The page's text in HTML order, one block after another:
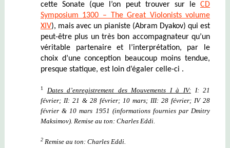
cette Sonate (que l’on peut trouver sur leCD
Symposium 1300 – The Great Violonists volume
XIV), mais avec un pianiste (Abram Dyakov) qui est
peut-être plus un très bon accompagnateur qu’un
véritable partenaire et l’interprétation, par le
choix d’une conception beaucoup moins tendue,
presque statique, est loin d’égaler celle-ci .
1 Dates d’enregistrement des Mouvements I à IV:I: 21
février; II: 21 & 28 février; 10 mars; III: 28 février; IV 28
février & 10 mars 1951 (informations fournies par Dmitry
Maksimov). Remise au ton: Charles Eddi.
2 Remise au ton: Charles Eddi.